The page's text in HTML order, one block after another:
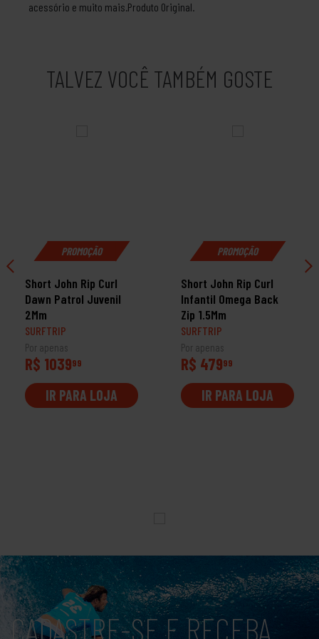
acessório e muito mais.Produto Original.
TALVEZ VOCÊ TAMBÉM GOSTE
PROMOÇÃO
Short John Rip Curl
Dawn Patrol Juvenil
2Mm
SURFTRIP
Por apenas
R$ 103999
IR PARA LOJA
PROMOÇÃO
Short John Rip Curl
Infantil Omega Back
Zip 1.5Mm
SURFTRIP
Por apenas
R$ 47999
IR PARA LOJA
CADASTRE-SE E RECEBA